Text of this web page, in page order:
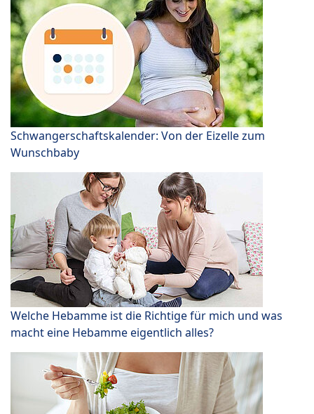
Schwangerschaftskalender: Von der Eizelle zum
Wunschbaby
Welche Hebamme ist die Richtige für mich und was
macht eine Hebamme eigentlich alles?